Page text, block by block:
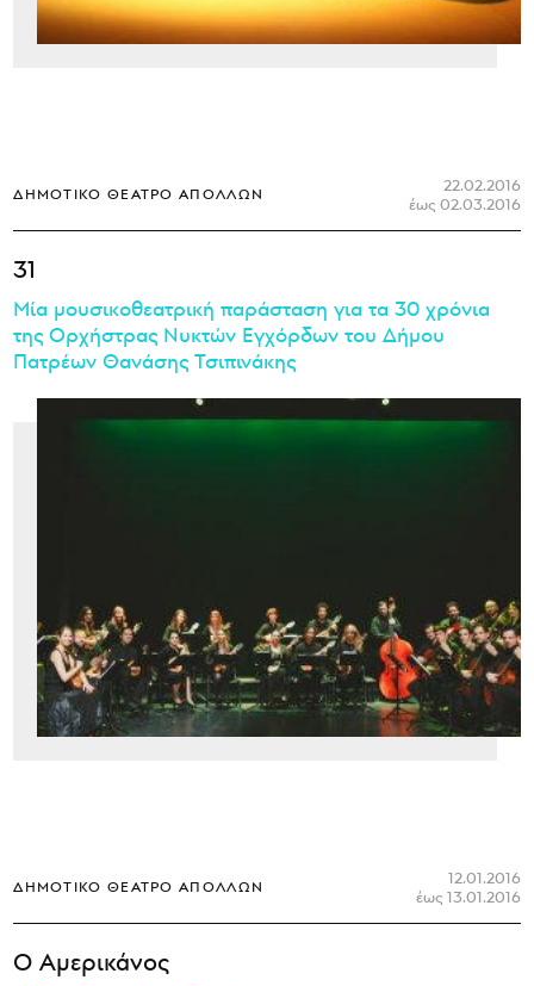
22.02.2016
έως 02.03.2016
ΔΗΜΟΤΙΚΌ ΘΈΑΤΡΟ ΑΠΌΛΛΩΝ
31
Μία μουσικοθεατρική παράσταση για τα 30 χρόνια
της Ορχήστρας Νυκτών Εγχόρδων του Δήμου
Πατρέων Θανάσης Τσιπινάκης
12.01.2016
έως 13.01.2016
ΔΗΜΟΤΙΚΌ ΘΈΑΤΡΟ ΑΠΌΛΛΩΝ
Ο Αμερικάνος